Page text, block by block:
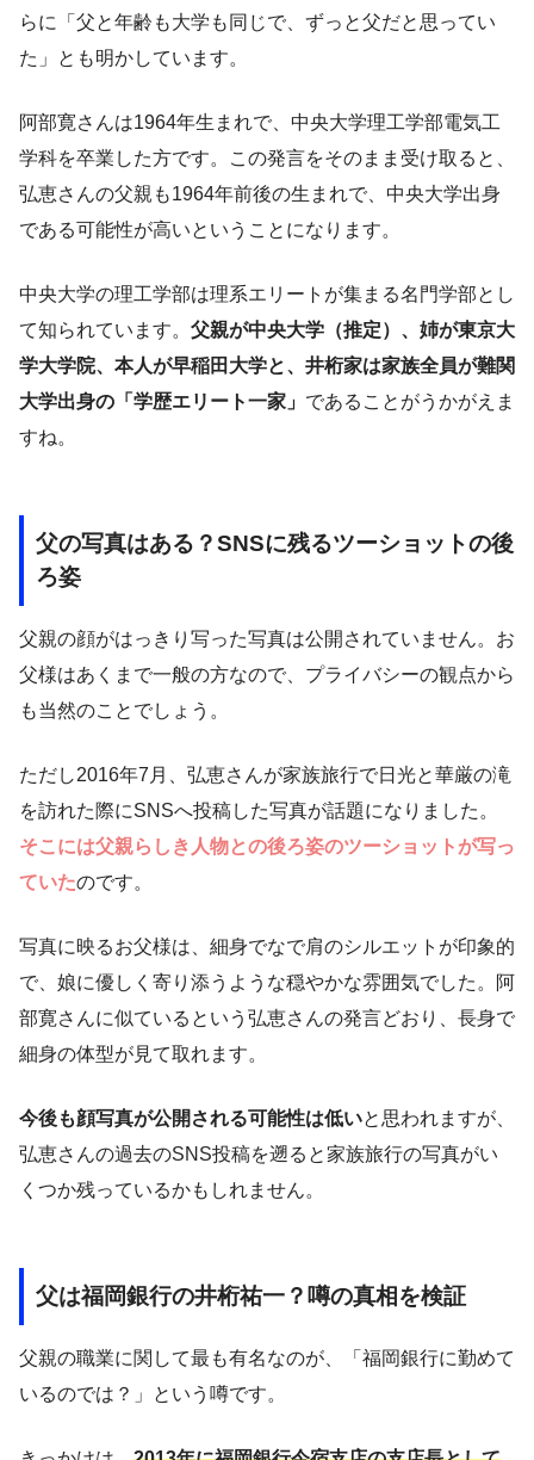
らに「父と年齢も大学も同じで、ずっと父だと思ってい
た」とも明かしています。
阿部寛さんは1964年生まれで、中央大学理工学部電気工
学科を卒業した方です。この発言をそのまま受け取ると、
弘恵さんの父親も1964年前後の生まれで、中央大学出身
である可能性が高いということになります。
中央大学の理工学部は理系エリートが集まる名門学部とし
て知られています。 父親が中央大学（推定）、姉が東京大
学大学院、本人が早稲田大学と、井桁家は家族全員が難関
大学出身の「学歴エリート一家」 であることがうかがえま
すね。
父の写真はある？SNSに残るツーショットの後
ろ姿
父親の顔がはっきり写った写真は公開されていません。お
父様はあくまで一般の方なので、プライバシーの観点から
も当然のことでしょう。
ただし2016年7月、弘恵さんが家族旅行で日光と華厳の滝
を訪れた際にSNSへ投稿した写真が話題になりました。
そこには父親らしき人物との後ろ姿のツーショットが写っ
ていたのです。
写真に映るお父様は、細身でなで肩のシルエットが印象的
で、娘に優しく寄り添うような穏やかな雰囲気でした。阿
部寛さんに似ているという弘恵さんの発言どおり、長身で
細身の体型が見て取れます。
今後も顔写真が公開される可能性は低いと思われますが、
弘恵さんの過去のSNS投稿を遡ると家族旅行の写真がい
くつか残っているかもしれません。
父は福岡銀行の井桁祐一？噂の真相を検証
父親の職業に関して最も有名なのが、「福岡銀行に勤めて
いるのでは？」という噂です。